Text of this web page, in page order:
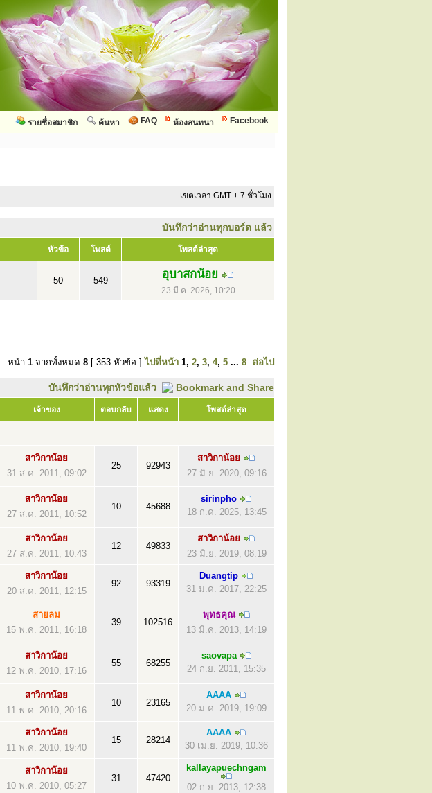
Facebook
ห้องสนทนา
FAQ
ค้นหา
รายชื่อสมาชิก
เขตเวลา GMT + 7 ชั่วโมง
บันทึกว่าอ่านทุกบอร์ด แล้ว
หัวข้อ โพสต์ โพสต์ล่าสุด
50 549 อุบาสกน้อย
23 มี.ค. 2026, 10:20
หน้า 1 จากทั้งหมด 8 [ 353 หัวข้อ ]ไปที่หน้า 1, 2, 3, 4, 5 ... 8 ต่อไป
บันทึกว่าอ่านทุกหัวข้อแล้ว
เจ้าของ ตอบกลับ แสดง โพสต์ล่าสุด
สาวิกาน้อย
31 ส.ค. 2011, 09:02
25 92943
สาวิกาน้อย
27 มิ.ย. 2020, 09:16
สาวิกาน้อย
27 ส.ค. 2011, 10:52
10 45688
sirinpho
18 ก.ค. 2025, 13:45
สาวิกาน้อย
27 ส.ค. 2011, 10:43
12 49833
สาวิกาน้อย
23 มิ.ย. 2019, 08:19
สาวิกาน้อย
20 ส.ค. 2011, 12:15
92 93319
Duangtip
31 ม.ค. 2017, 22:25
สายลม
15 พ.ค. 2011, 16:18
39 102516
พุทธคุณ
13 มี.ค. 2013, 14:19
สาวิกาน้อย
12 พ.ค. 2010, 17:16
55 68255
saovapa
24 ก.ย. 2011, 15:35
สาวิกาน้อย
11 พ.ค. 2010, 20:16
10 23165
AAAA
20 ม.ค. 2019, 19:09
สาวิกาน้อย
11 พ.ค. 2010, 19:40
15 28214
AAAA
30 เม.ย. 2019, 10:36
สาวิกาน้อย
10 พ.ค. 2010, 05:27
31 47420
kallayapuechngam
02 ก.ย. 2013, 12:38